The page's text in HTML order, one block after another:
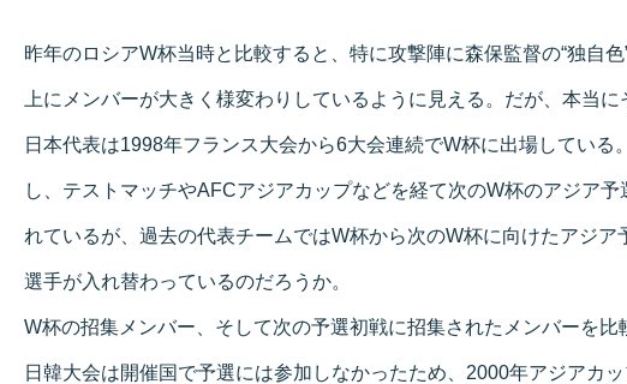
昨年のロシアW杯当時と比較すると、特に攻撃陣に森保監督の“独自
上にメンバーが大きく様変わりしているように見える。だが、本当に
日本代表は1998年フランス大会から6大会連続でW杯に出場している
し、テストマッチやAFCアジアカップなどを経て次のW杯のアジア
れているが、過去の代表チームではW杯から次のW杯に向けたアジア
選手が入れ替わっているのだろうか。
W杯の招集メンバー、そして次の予選初戦に招集されたメンバーを
日韓大会は開催国で予選には参加しなかったため、2000年アジアカ